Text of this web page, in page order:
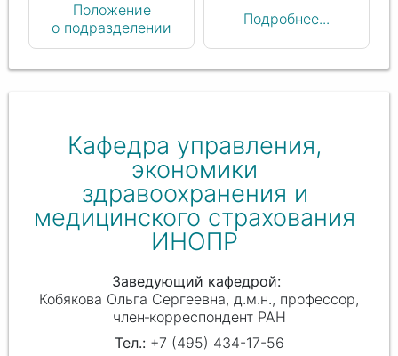
Положение
о подразделении
Подробнее...
Кафедра управления,
экономики
здравоохранения и
медицинского страхования
ИНОПР
Заведующий кафедрой
Кобякова Ольга Сергеевна д.м.н., профессор,
член‑корреспондент РАН
+7 (495) 434-17-56